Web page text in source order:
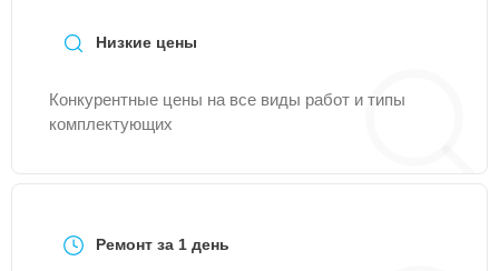
Низкие цены
Конкурентные цены на все виды работ и типы
комплектующих
Ремонт за 1 день